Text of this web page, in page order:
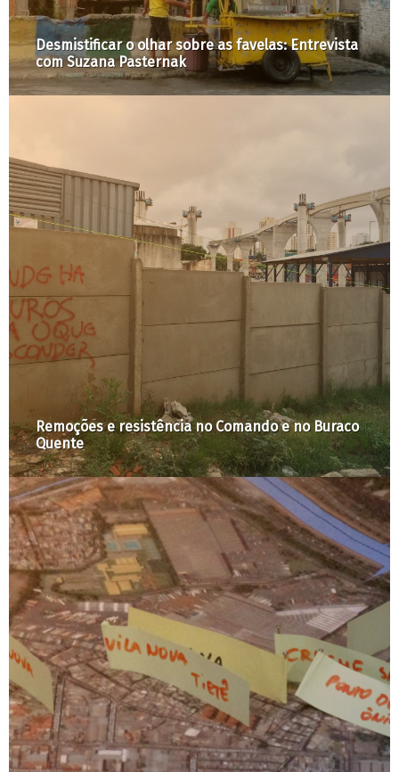
Marina Harkot Vive!
Pela Cidade: especial Cidade, Gênero e
Interseccionalidade #1: Gláucia Marcondes